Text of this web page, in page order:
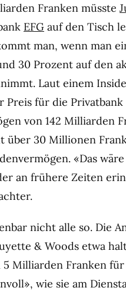
Franken müsste
EFG auf den Tisch
man, wenn man
30 Prozent auf den
Laut einem
Preis für die
von 142 Milliarden
über 30 Millionen
«Das
an frühere Zeiten
nicht alle so. Die
& Woods etwa
5 Milliarden Franken für
wie sie am